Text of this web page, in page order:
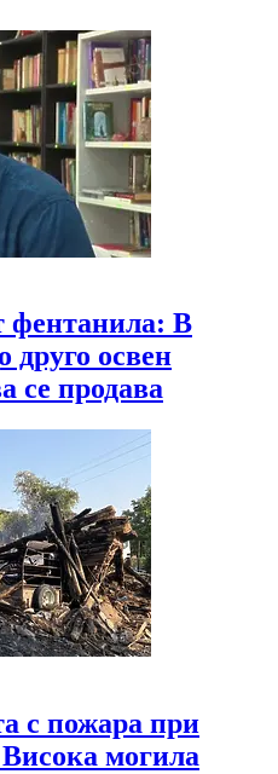
фентанила: В
освен
се продава
с пожара при
могила